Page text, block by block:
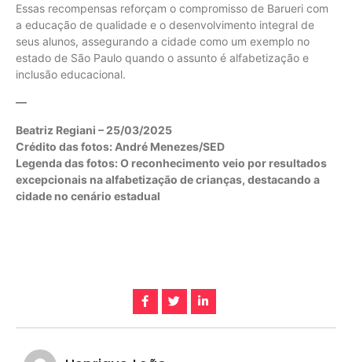
Essas recompensas reforçam o compromisso de Barueri com
a educação de qualidade e o desenvolvimento integral de
seus alunos, assegurando a cidade como um exemplo no
estado de São Paulo quando o assunto é alfabetização e
inclusão educacional.
—
Beatriz Regiani – 25/03/2025
Crédito das fotos: André Menezes/SED
Legenda das fotos: O reconhecimento veio por resultados
excepcionais na alfabetização de crianças, destacando a
cidade no cenário estadual